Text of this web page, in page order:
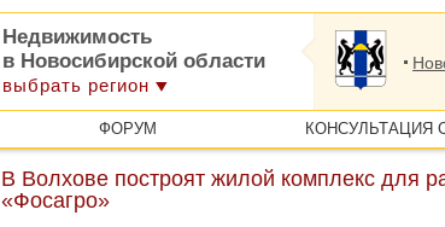
Недвижимость
в Новосибирской области
выбрать регион
ФОРУМ КОНСУЛЬТАЦИЯ
В Волхове построят жилой комплекс для
«Фосагро»